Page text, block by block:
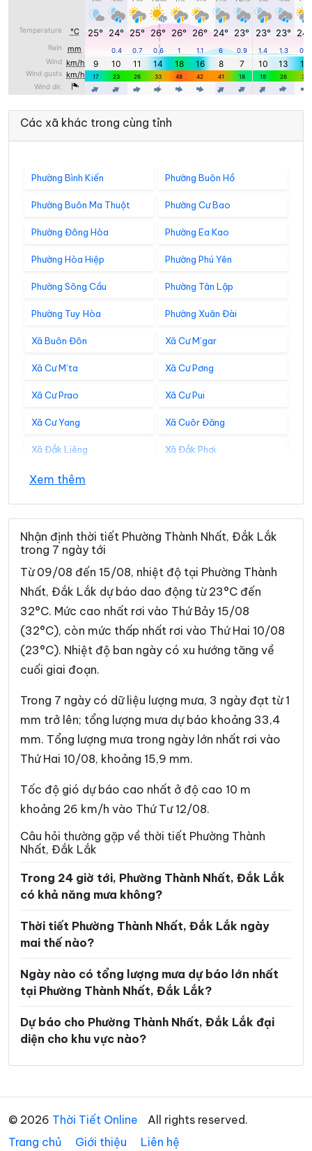
Các xã khác trong cùng tỉnh
Phường Bình Kiến Phường Buôn Hồ
Phường Buôn Ma Thuột Phường Cư Bao
Phường Đông Hòa Phường Ea Kao
Phường Hòa Hiệp Phường Phú Yên
Phường Sông Cầu Phường Tân Lập
Phường Tuy Hòa Phường Xuân Đài
Xã Buôn Đôn Xã Cư M’gar
Xã Cư M’ta Xã Cư Pơng
Xã Cư Prao Xã Cư Pui
Xã Cư Yang Xã Cuôr Đăng
Xã Đắk Liêng Xã Đắk Phơi
Xã Dang Kang
Xã Đồng Xuân Xã Dray Bhăng
Xã Đức Bình Xã Dur Kmăl
Xã Ea Bá
Xã Ea Drăng Xã Ea Drông
Xã Ea H’leo Xã Ea Hiao
Xã Ea Kar
Xã Ea Kiết
Xã Ea Knốp Xã Ea Knuếc
Xã Ea Ktur Xã Ea Ly
Xã Ea M’Droh Xã Ea Na
Xã Ea Ô Xã Ea Păl
Xã Ea Phê Xã Ea Riêng
Xã Ea Rốk
Xã Ea Trang Xã Ea Tul
Xã Ea Wer Xã Ea Wy
Xã Hòa Mỹ
Xã Ia Lốp Xã Ia Rvê
Xã Krông Á Xã Krông Ana
Xã Krông Bông
Xã Nam Ka
Xem thêm
Nhận định thời tiết Phường Thành Nhất, Đắk Lắk
trong 7 ngày tới
Từ 09/08 đến 15/08, nhiệt độ tại Phường Thành
Nhất, Đắk Lắk dự báo dao động từ 23°C đến
32°C. Mức cao nhất rơi vào Thứ Bảy 15/08
(32°C), còn mức thấp nhất rơi vào Thứ Hai 10/08
(23°C). Nhiệt độ ban ngày có xu hướng tăng về
cuối giai đoạn.
Trong 7 ngày có dữ liệu lượng mưa, 3 ngày đạt từ 1
mm trở lên; tổng lượng mưa dự báo khoảng 33,4
mm. Tổng lượng mưa trong ngày lớn nhất rơi vào
Thứ Hai 10/08, khoảng 15,9 mm.
Tốc độ gió dự báo cao nhất ở độ cao 10 m
khoảng 26 km/h vào Thứ Tư 12/08.
Câu hỏi thường gặp về thời tiết Phường Thành
Nhất, Đắk Lắk
Trong 24 giờ tới, Phường Thành Nhất, Đắk Lắk
có khả năng mưa không?
Thời tiết Phường Thành Nhất, Đắk Lắk ngày
mai thế nào?
Ngày nào có tổng lượng mưa dự báo lớn nhất
tại Phường Thành Nhất, Đắk Lắk?
Dự báo cho Phường Thành Nhất, Đắk Lắk đại
diện cho khu vực nào?
© 2026 Thời Tiết Online
All rights reserved.
Trang chủ
Giới thiệu Liên hệ